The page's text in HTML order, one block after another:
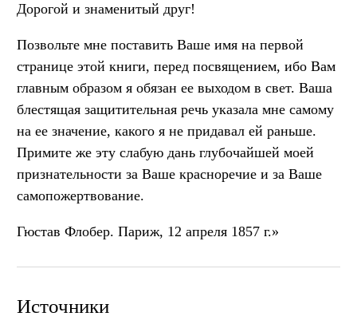
Дорогой и знаменитый друг!
Позвольте мне поставить Ваше имя на первой
странице этой книги, перед посвящением, ибо Вам
главным образом я обязан ее выходом в свет. Ваша
блестящая защитительная речь указала мне самому
на ее значение, какого я не придавал ей раньше.
Примите же эту слабую дань глубочайшей моей
признательности за Ваше красноречие и за Ваше
самопожертвование.
Гюстав Флобер. Париж, 12 апреля 1857 г.»
Источники